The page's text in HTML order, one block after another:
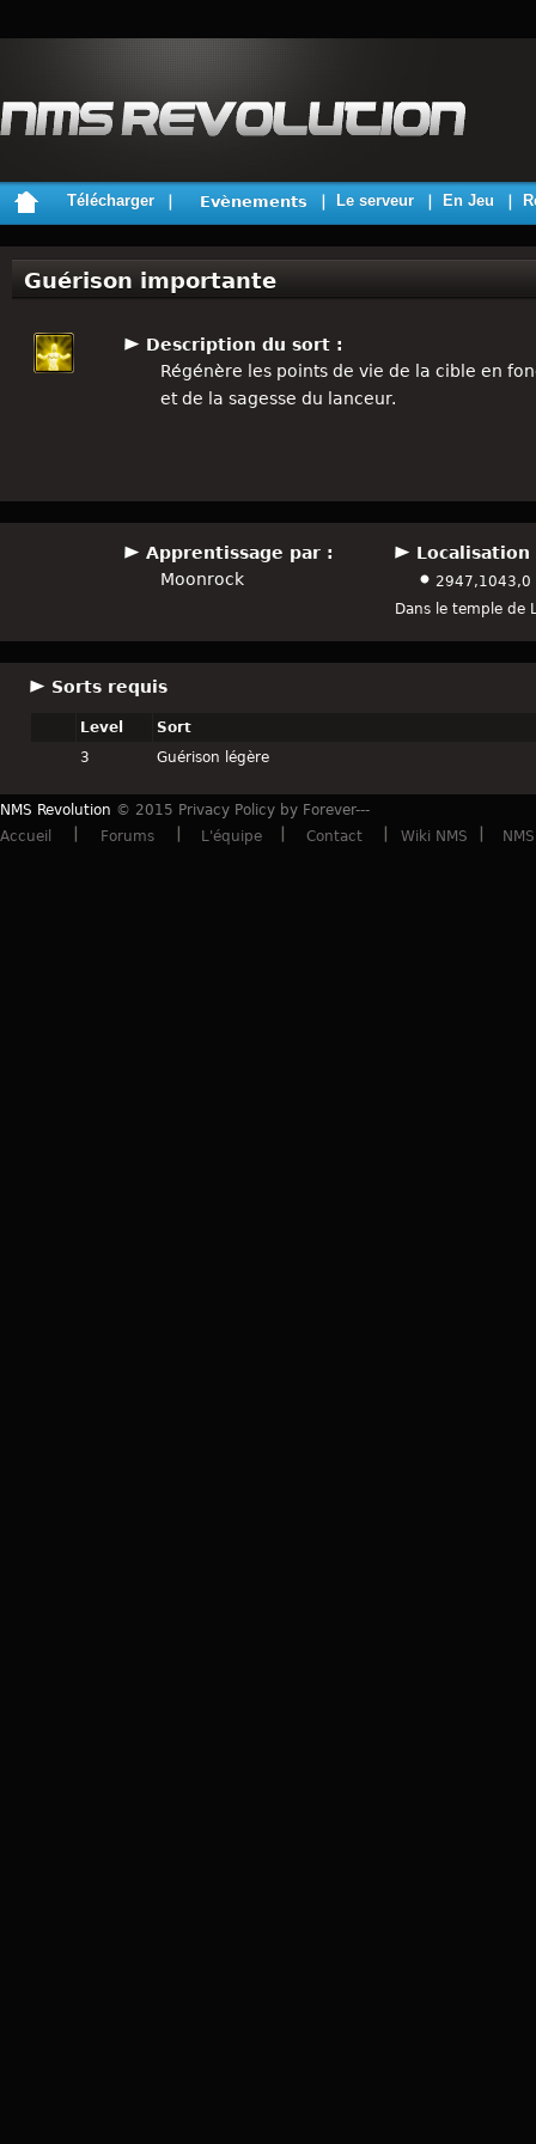
Télécharger Evènements Le serveur En Jeu
Guérison importante
Description du sort :
Régénère les points de vie de la cible en
et de la sagesse du lanceur.
Apprentissage par :
Moonrock
Localisation
2947,1043,0
Dans le temple de
Sorts requis
Level
Sort
3
Guérison légère
NMS Revolution © 2015 Privacy Policy by Forever---
Accueil
Forums L'équipe Contact Wiki NMS